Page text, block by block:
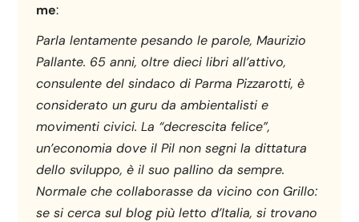
me:
Parla lentamente pesando le parole, Maurizio
Pallante. 65 anni, oltre dieci libri all’attivo,
consulente del sindaco di Parma Pizzarotti, è
considerato un guru da ambientalisti e
movimenti civici. La “decrescita felice”,
un’economia dove il Pil non segni la dittatura
dello sviluppo, è il suo pallino da sempre.
Normale che collaborasse da vicino con Grillo:
se si cerca sul blog più letto d’Italia, si trovano